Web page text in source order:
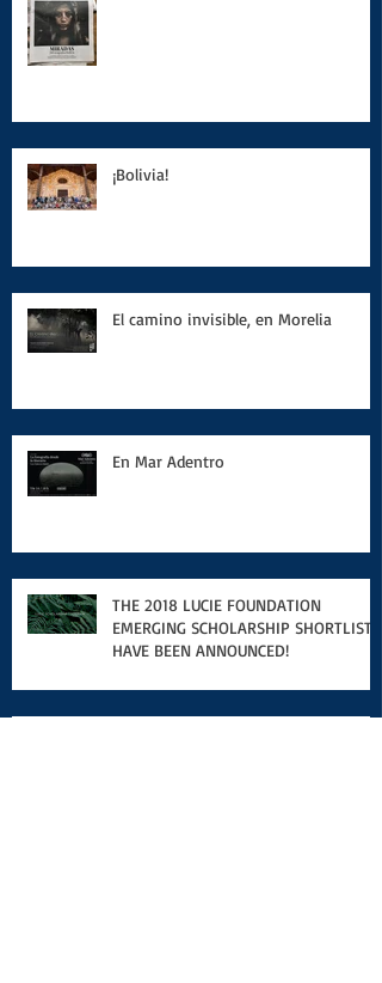
¡Bolivia!
El camino invisible, en Morelia
En Mar Adentro
THE 2018 LUCIE FOUNDATION
EMERGING SCHOLARSHIP SHORTLISTS
HAVE BEEN ANNOUNCED!